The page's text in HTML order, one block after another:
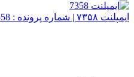
ایمپلنت ۷۳۵۸ | شماره پرونده : 7358